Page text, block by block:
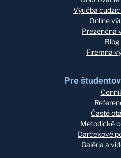
Výučba
Online
Prezenčná
Blog
Firemná
Pre
Časté
Metodické
Darčekové
Galéria a